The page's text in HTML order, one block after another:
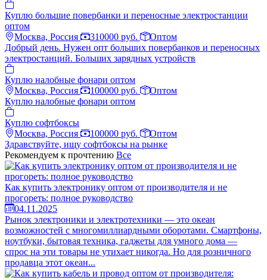
Куплю большие повербанки и переносные электростанции
оптом
Москва, Россия
310000 руб.
Оптом
Добрый день. Нужен опт больших повербанков и переносных
электростанций. Больших зарядных устройств
Куплю налобные фонари оптом
Москва, Россия
100000 руб.
Оптом
Куплю налобные фонари оптом
Куплю софтбоксы
Москва, Россия
100000 руб.
Оптом
Здравствуйте, ищу софтбоксы на рынке
Рекомендуем к прочтению Все
Как купить электронику оптом от производителя и не
прогореть: полное руководство
04.11.2025
Рынок электроники и электротехники — это океан
возможностей с многомиллиардными оборотами. Смартфоны,
ноутбуки, бытовая техника, гаджеты для умного дома —
спрос на эти товары не утихает никогда. Но для розничного
продавца этот океан...